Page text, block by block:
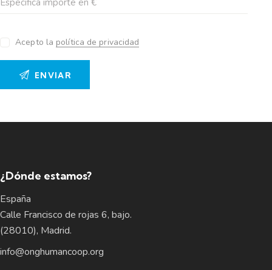
Acepto la política de privacidad
¿Dónde estamos?
España
Calle Francisco de rojas 6, bajo.
(28010), Madrid.
info@onghumancoop.org